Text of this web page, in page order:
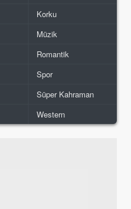
Korku
Müzik
Romantik
Spor
Süper Kahraman
Western